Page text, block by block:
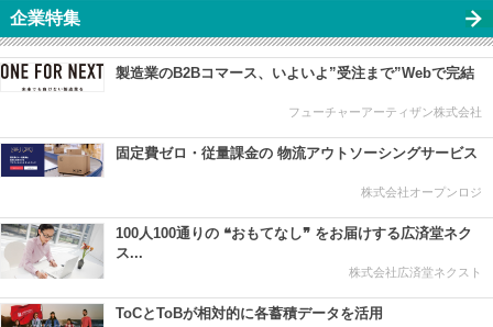
企業特集
製造業のB2Bコマース、いよいよ”受注まで”Webで完結
フューチャーアーティザン株式会社
固定費ゼロ・従量課金の 物流アウトソーシングサービス
株式会社オープンロジ
100人100通りの ❝おもてなし❞ をお届けする広済堂ネク
ス...
株式会社広済堂ネクスト
ToCとToBが相対的に各蓄積データを活用